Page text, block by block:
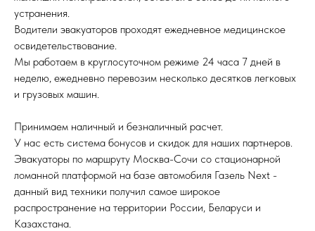
устранения.
Водители эвакуаторов проходят ежедневное медицинское
освидетельствование.
Мы работаем в круглосуточном режиме 24 часа 7 дней в
неделю, ежедневно перевозим несколько десятков легковых
и грузовых машин.
Принимаем наличный и безналичный расчет.
У нас есть система бонусов и скидок для наших партнеров.
Эвакуаторы по маршруту Москва-Сочи со стационарной
ломанной платформой на базе автомобиля Газель Next -
данный вид техники получил самое широкое
распространение на территории России, Беларуси и
Казахстана.